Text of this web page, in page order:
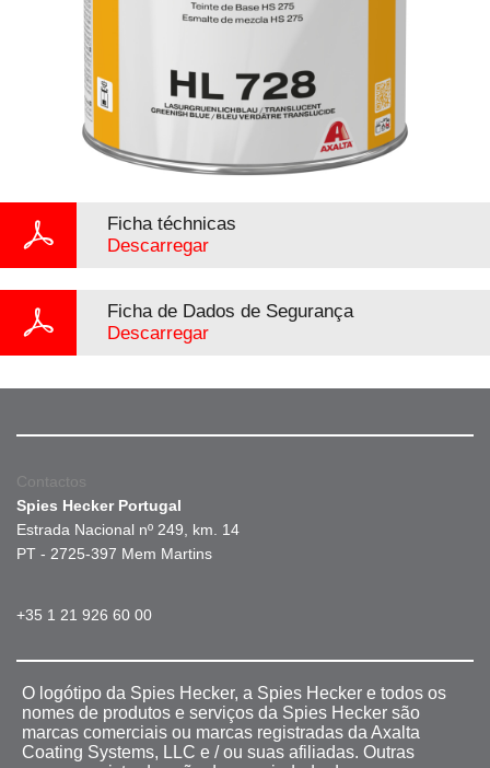
Ficha téchnicas
Descarregar
Ficha de Dados de Segurança
Descarregar
Contactos
Spies Hecker Portugal
Estrada Nacional nº 249, km. 14
PT - 2725-397 Mem Martins
+35 1 21 926 60 00
O logótipo da Spies Hecker, a Spies Hecker e todos os
nomes de produtos e serviços da Spies Hecker são
marcas comerciais ou marcas registradas da Axalta
Coating Systems, LLC e / ou suas afiliadas. Outras